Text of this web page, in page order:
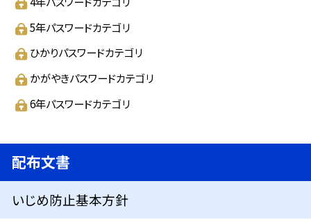
5年パスワードカテゴリ
ひかりパスワードカテゴリ
かがやきパスワードカテゴリ
6年パスワードカテゴリ
配布文書
いじめ防止基本方針